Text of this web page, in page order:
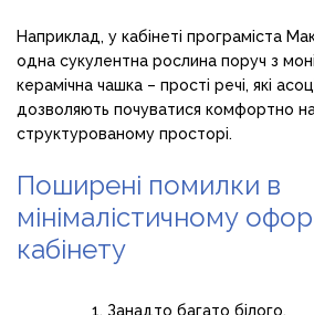
Наприклад, у кабінеті програміста
одна сукулентна рослина поруч з
керамічна чашка – прості речі, які
дозволяють почуватися комфортно
структурованому просторі.
Поширені помилки в
мінімалістичному
кабінету
Занадто багато білого.